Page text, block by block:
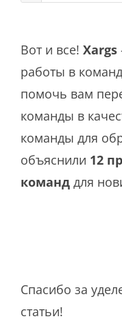
Вот и все! Xargs
работы в
помочь вам
команды в
команды для
объяснили 12
команд для
Спасибо за
статьи!